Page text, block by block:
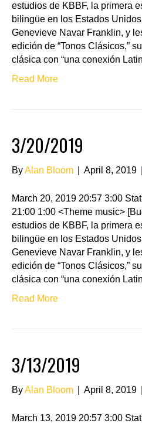
estudios de KBBF, la primera
bilingüe en los Estados
Genevieve Navar Franklin, y
edición de “Tonos Clásicos,”
clásica con “una conexión
Read More
3/20/2019
ByAlan Bloom April 8, 2019
March 20, 2019 20:57 3:00
21:00 1:00 <Theme music>
estudios de KBBF, la primera
bilingüe en los Estados
Genevieve Navar Franklin, y
edición de “Tonos Clásicos,”
clásica con “una conexión
Read More
3/13/2019
ByAlan Bloom April 8, 2019
March 13, 2019 20:57 3:00